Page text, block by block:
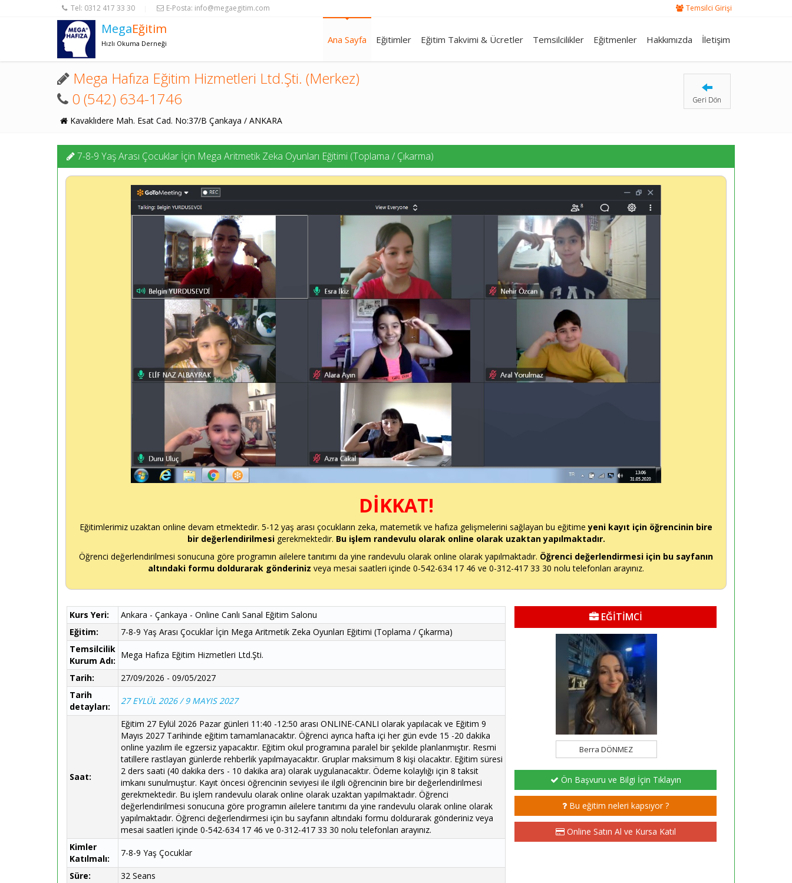
Tel: 0312 417 33 30 E-Posta: info@megaegitim.com Temsilci Girişi
MegaEğitim
Hızlı Okuma Derneği Ana Sayfa Eğitimler Eğitim Takvimi & Ücretler Temsilcilikler Eğitmenler Hakkımızda İletişim
Mega Hafıza Eğitim Hizmetleri Ltd.Şti. (Merkez)
0 (542) 634-1746
Kavaklıdere Mah. Esat Cad. No:37/B Çankaya / ANKARA
Geri Dön
7-8-9 Yaş Arası Çocuklar İçin Mega Aritmetik Zeka Oyunları Eğitimi (Toplama / Çıkarma)
DİKKAT!
Eğitimlerimiz uzaktan online devam etmektedir. 5-12 yaş arası çocukların zeka, matemetik ve hafıza gelişmelerini sağlayan bu eğitimeyeni kayıt için öğrencinin bire
bir değerlendirilmesigerekmektedir. Bu işlem randevulu olarak online olarak uzaktan yapılmaktadır.
Öğrenci değerlendirilmesi sonucuna göre programın ailelere tanıtımı da yine randevulu olarak online olarak yapılmaktadır. Öğrenci değerlendirmesi için bu sayfanın
altındaki formu doldurarak gönderiniz veya mesai saatleri içinde 0-542-634 17 46 ve 0-312-417 33 30 nolu telefonları arayınız.
Kurs Yeri:
Ankara - Çankaya - Online Canlı Sanal Eğitim Salonu
Eğitim:
7-8-9 Yaş Arası Çocuklar İçin Mega Aritmetik Zeka Oyunları Eğitimi (Toplama / Çıkarma)
Temsilcilik
Kurum Adı:
Mega Hafıza Eğitim Hizmetleri Ltd.Şti.
Tarih:
27/09/2026 - 09/05/2027
Tarih
detayları:
27 EYLÜL 2026 / 9 MAYIS 2027
Saat:
Eğitim 27 Eylül 2026 Pazar günleri 11:40 -12:50 arası ONLINE-CANLI olarak yapılacak ve Eğitim 9
Mayıs 2027 Tarihinde eğitim tamamlanacaktır. Öğrenci ayrıca hafta içi her gün evde 15 -20 dakika
online yazılım ile egzersiz yapacaktır. Eğitim okul programına paralel bir şekilde planlanmıştır. Resmi
tatillere rastlayan günlerde rehberlik yapılmayacaktır. Gruplar maksimum 8 kişi olacaktır. Eğitim süresi
2 ders saati (40 dakika ders - 10 dakika ara) olarak uygulanacaktır. Ödeme kolaylığı için 8 taksit
imkanı sunulmuştur. Kayıt öncesi öğrencinin seviyesi ile ilgili öğrencinin bire bir değerlendirilmesi
gerekmektedir. Bu işlem randevulu olarak online olarak uzaktan yapılmaktadır. Öğrenci
değerlendirilmesi sonucuna göre programın ailelere tanıtımı da yine randevulu olarak online olarak
yapılmaktadır. Öğrenci değerlendirmesi için bu sayfanın altındaki formu doldurarak gönderiniz veya
mesai saatleri içinde 0-542-634 17 46 ve 0-312-417 33 30 nolu telefonları arayınız.
Kimler
Katılmalı:
7-8-9 Yaş Çocuklar
Süre:
32 Seans
EĞİTİMCİ
Berra DÖNMEZ
Ön Başvuru ve Bilgi İçin Tıklayın
Bu eğitim neleri kapsıyor ?
Online Satın Al ve Kursa Katıl